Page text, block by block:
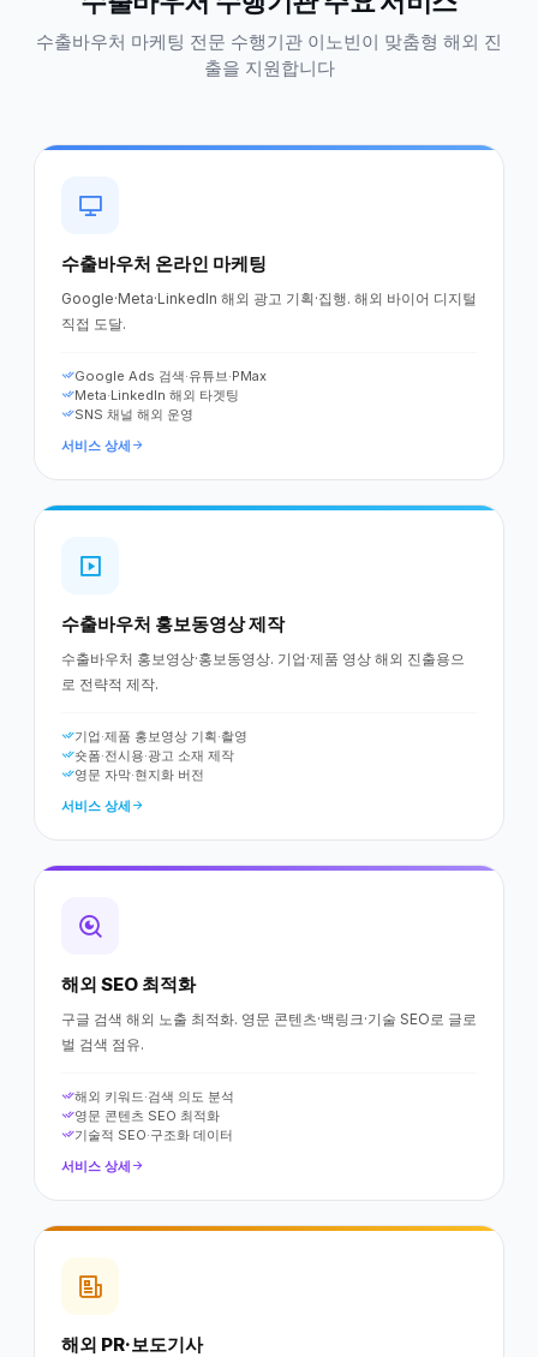
수출바우처 마케팅 전문 수행기관 이노빈이 맞춤형 해외 진
출을 지원합니다
수출바우처 온라인 마케팅
Google·Meta·LinkedIn 해외 광고 기획·집행. 해외 바이어 디지털
직접 도달.
Google Ads 검색·유튜브·PMax
Meta·LinkedIn 해외 타겟팅
SNS 채널 해외 운영
서비스 상세
수출바우처 홍보동영상 제작
수출바우처 홍보영상·홍보동영상. 기업·제품 영상 해외 진출용으
로 전략적 제작.
기업·제품 홍보영상 기획·촬영
숏폼·전시용·광고 소재 제작
영문 자막·현지화 버전
서비스 상세
해외 SEO 최적화
구글 검색 해외 노출 최적화. 영문 콘텐츠·백링크·기술 SEO로 글로
벌 검색 점유.
해외 키워드·검색 의도 분석
영문 콘텐츠 SEO 최적화
기술적 SEO·구조화 데이터
서비스 상세
해외 PR·보도기사